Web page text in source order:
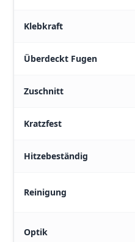
Klebkraft
Überdeckt Fugen
Zuschnitt
Kratzfest
Hitzebeständig
Reinigung
Optik